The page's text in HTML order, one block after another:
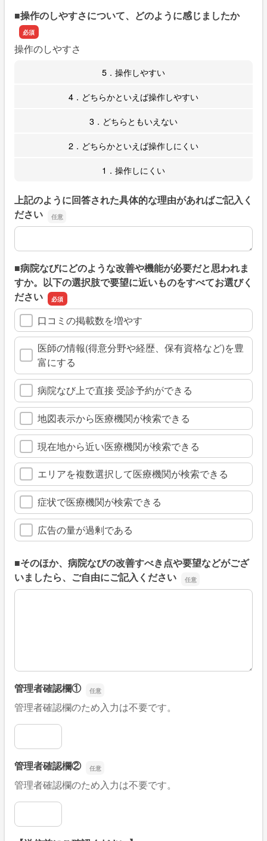
■操作のしやすさについて、どのように感じましたか
操作のしやすさ
5．操作しやすい
4．どちらかといえば操作しやすい
3．どちらともいえない
2．どちらかといえば操作しにくい
1．操作しにくい
上記のように回答された具体的な理由があればご記入く
ださい
上記のように回答された具体的な理由があればご記入くだ
■病院なびにどのような改善や機能が必要だと思われま
すか。以下の選択肢で要望に近いものをすべてお選びく
ださい
口コミの掲載数を増やす
医師の情報(得意分野や経歴、保有資格など)を豊
富にする
病院なび上で直接 受診予約ができる
地図表示から医療機関が検索できる
現在地から近い医療機関が検索できる
エリアを複数選択して医療機関が検索できる
症状で医療機関が検索できる
広告の量が過剰である
■そのほか、病院なびの改善すべき点や要望などがござ
いましたら、ご自由にご記入ください
■そのほか、病院なびの改善すべき点や要望などがござい
管理者確認欄①
管理者確認欄のため入力は不要です。
管理者確認欄①
管理者確認欄②
管理者確認欄のため入力は不要です。
管理者確認欄②